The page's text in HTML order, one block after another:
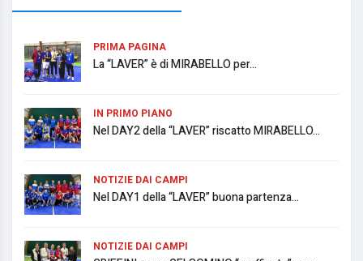
PRIMA PAGINA
La “LAVER” è di MIRABELLO per...
IN PRIMO PIANO
Nel DAY2 della “LAVER” riscatto MIRABELLO...
NOTIZIE DAI CAMPI
Nel DAY1 della “LAVER” buona partenza...
NOTIZIE DAI CAMPI